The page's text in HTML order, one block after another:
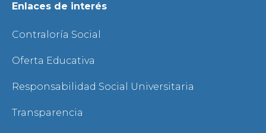
Enlaces de interés
Contraloría Social
Oferta Educativa
Responsabilidad Social Universitaria
Transparencia